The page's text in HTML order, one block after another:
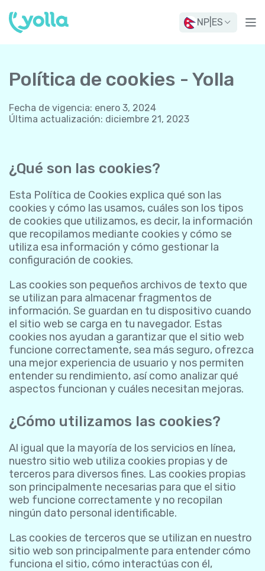
NP ES
Política de cookies - Yolla
Fecha de vigencia: enero 3, 2024
Última actualización: diciembre 21, 2023
¿Qué son las cookies?
Esta Política de Cookies explica qué son las
cookies y cómo las usamos, cuáles son los tipos
de cookies que utilizamos, es decir, la información
que recopilamos mediante cookies y cómo se
utiliza esa información y cómo gestionar la
configuración de cookies.
Las cookies son pequeños archivos de texto que
se utilizan para almacenar fragmentos de
información. Se guardan en tu dispositivo cuando
el sitio web se carga en tu navegador. Estas
cookies nos ayudan a garantizar que el sitio web
funcione correctamente, sea más seguro, ofrezca
una mejor experiencia de usuario y nos permiten
entender su rendimiento, así como analizar qué
aspectos funcionan y cuáles necesitan mejoras.
¿Cómo utilizamos las cookies?
Al igual que la mayoría de los servicios en línea,
nuestro sitio web utiliza cookies propias y de
terceros para diversos fines. Las cookies propias
son principalmente necesarias para que el sitio
web funcione correctamente y no recopilan
ningún dato personal identificable.
Las cookies de terceros que se utilizan en nuestro
sitio web son principalmente para entender cómo
funciona el sitio, cómo interactúas con él,